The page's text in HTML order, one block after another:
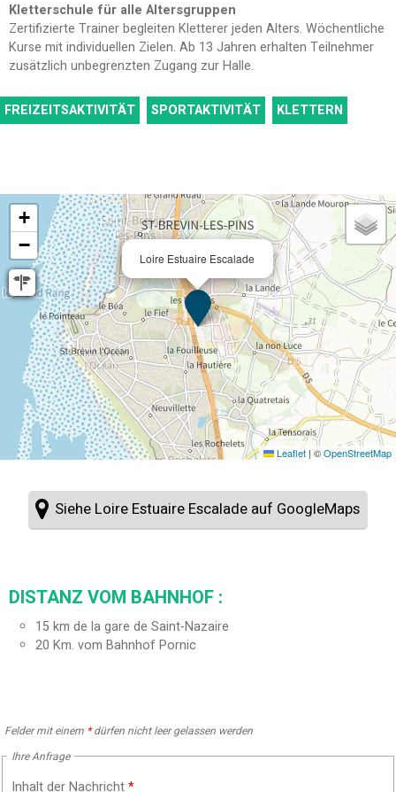
Kletterschule für alle Altersgruppen
Zertifizierte Trainer begleiten Kletterer jeden Alters. Wöchentliche
Kurse mit individuellen Zielen. Ab 13 Jahren erhalten Teilnehmer
zusätzlich unbegrenzten Zugang zur Halle.
FREIZEITSAKTIVITÄT SPORTAKTIVITÄT KLETTERN
Loire Estuaire Escalade
+
−
Leaflet | ©OpenStreetMap
Siehe Loire Estuaire Escalade auf GoogleMaps
DISTANZ VOM BAHNHOF :
15km de la gare de Saint-Nazaire
20 Km. vom Bahnhof Pornic
Felder mit einem *dürfen nicht leer gelassen werden
Ihre Anfrage
Inhalt der Nachricht*